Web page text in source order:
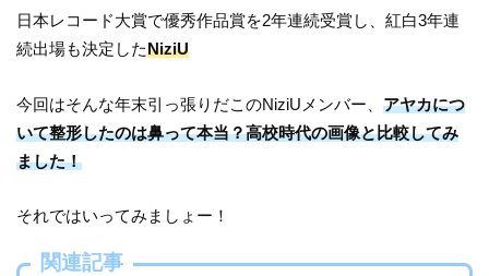
日本レコード大賞で優秀作品賞を2年連続受賞し、紅白3年連
続出場も決定したNiziU
今回はそんな年末引っ張りだこのNiziUメンバー、アヤカにつ
いて整形したのは鼻って本当？高校時代の画像と比較してみ
ました！
それではいってみましょー！
関連記事